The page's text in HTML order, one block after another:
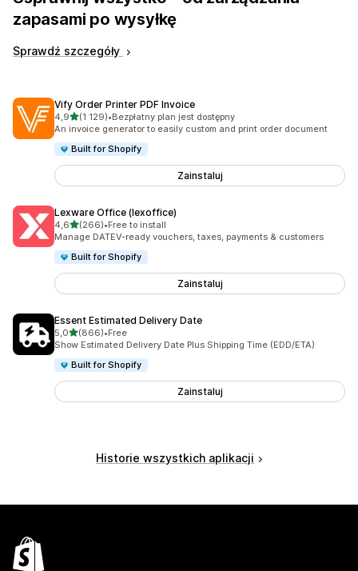
zapasami po wysyłkę
Sprawdź szczegóły
Vify Order Printer PDF Invoice
4,9na 5 gwiazdek
(1 129)
Łączna liczba recenzji: 1129
•Bezpłatny plan jest dostępny
An invoice generator to easily custom and print order document
Built for Shopify
Zainstaluj
Lexware Office (lexoffice)
4,6na 5 gwiazdek
(266)
Łączna liczba recenzji: 266
•Free to install
Manage DATEV-ready vouchers, taxes, payments & customers
Built for Shopify
Zainstaluj
Essent Estimated Delivery Date
5,0na 5 gwiazdek
(866)
Łączna liczba recenzji: 866
•Free
Show Estimated Delivery Date Plus Shipping Time (EDD/ETA)
Built for Shopify
Zainstaluj
Historie wszystkich aplikacji